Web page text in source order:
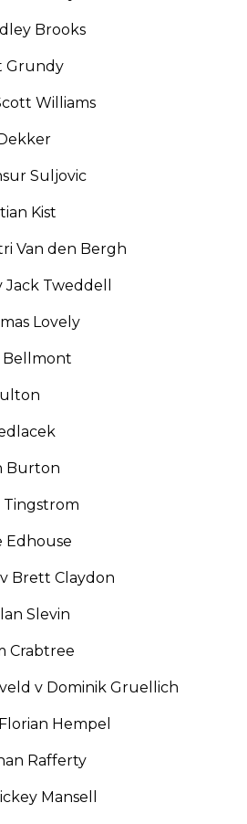
Brooks
Grundy
Williams
Suljovic
Kist
Van den Bergh
Tweddell
Lovely
Bellmont
Burton
Tingstrom
Edhouse
Brett Claydon
Slevin
Crabtree
v Dominik Gruellich
Hempel
Rafferty
Mansell